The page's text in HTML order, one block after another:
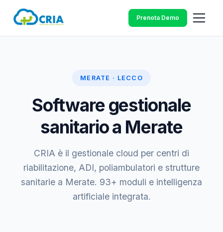
Prenota Demo
MERATE · LECCO
Software gestionale
sanitario a Merate
CRIA è il gestionale cloud per centri di
riabilitazione, ADI, poliambulatori e strutture
sanitarie a Merate. 93+ moduli e intelligenza
artificiale integrata.